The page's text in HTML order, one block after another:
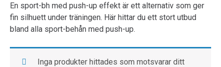
En sport-bh med push-up effekt är ett alternativ som ger
fin silhuett under träningen. Här hittar du ett stort utbud
bland alla sport-behån med push-up.
Inga produkter hittades som motsvarar ditt